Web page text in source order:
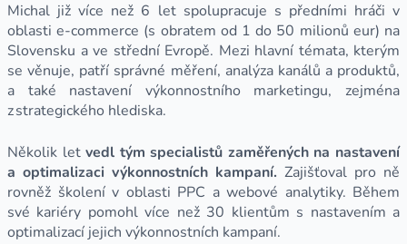
Michal již více než 6 let spolupracuje s předními hráči v
oblasti e-commerce (s obratem od 1 do 50 milionů eur) na
Slovensku a ve střední Evropě. Mezi hlavní témata, kterým
se věnuje, patří správné měření, analýza kanálů a produktů,
a také nastavení výkonnostního marketingu, zejména
z strategického hlediska.
Několik letvedl tým specialistů zaměřených na nastavení
a optimalizaci výkonnostních kampaní. Zajišťoval pro ně
rovněž školení v oblasti PPC a webové analytiky. Během
své kariéry pomohl více než 30 klientům s nastavením a
optimalizací jejich výkonnostních kampaní.